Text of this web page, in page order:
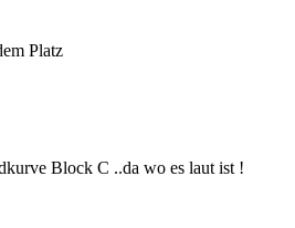
Platz
Block C ..da wo es laut ist !